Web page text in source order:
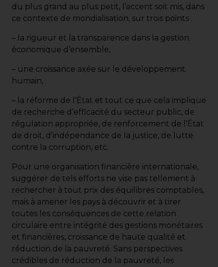
du plus grand au plus petit, l’accent soit mis, dans
ce contexte de mondialisation, sur trois points :
– la rigueur et la transparence dans la gestion
économique d’ensemble,
– une croissance axée sur le développement
humain,
– la réforme de l’État et tout ce que cela implique
de recherche d’efficacité du secteur public, de
régulation appropriée, de renforcement de l’État
de droit, d’indépendance de la justice, de lutte
contre la corruption, etc.
Pour une organisation financière internationale,
suggérer de tels efforts ne vise pas tellement à
rechercher à tout prix des équilibres comptables,
mais à amener les pays à découvrir et à tirer
toutes les conséquences de cette relation
circulaire entre intégrité des gestions monétaires
et financières, croissance de haute qualité et
réduction de la pauvreté. Sans perspectives
crédibles de réduction de la pauvreté, les